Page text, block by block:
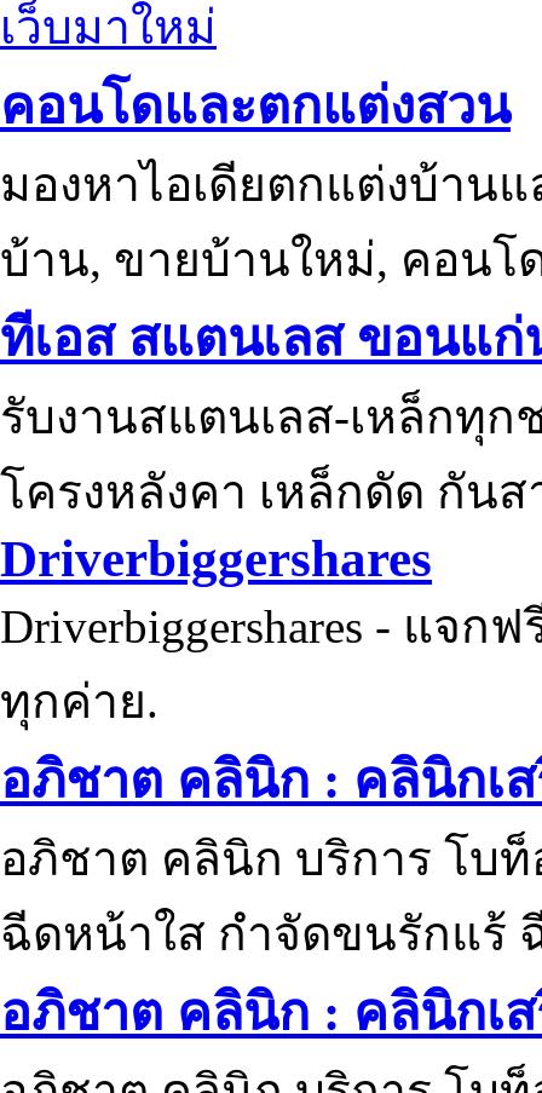
เว็บมาใหม่
คอนโดและตกแต่งสวน
มองหาไอเดียตกแต่งบ้าน
บ้าน, ขายบ้านใหม่, คอนโ
ทีเอส สแตนเลส ขอนแก่
รับงานสแตนเลส-เหล็กทุ
โครงหลังคา เหล็กดัด กัน
Driverbiggershares
Driverbiggershares - แจก
ทุกค่าย.
อภิชาต คลินิก : คลินิกเ
อภิชาต คลินิก บริการ โบ
ฉีดหน้าใส กำจัดขนรักแร้
อภิชาต คลินิก : คลินิกเ